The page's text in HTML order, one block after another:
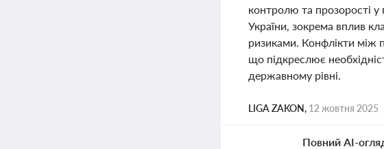
контролю та прозорості у
України, зокрема вплив
ризиками. Конфлікти між
що підкреслює
державному рівні.
LIGA ZAKON, 12 жовтня 2025
Повний AI-